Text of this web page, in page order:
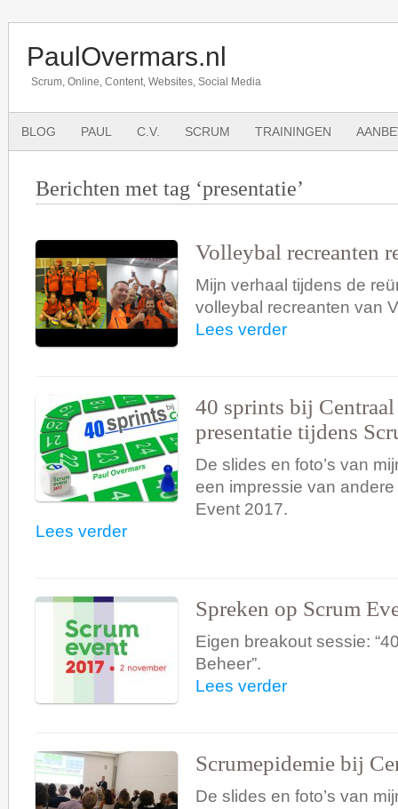
PaulOvermars.nl
Scrum, Online, Content, Websites, Social Media
BLOG PAUL C.V. SCRUM TRAININGEN
Berichten met tag ‘presentatie’
Volleybal recreanten
Mijn verhaal tijdens de
volleybal recreanten van
Lees verder
40 sprints bij
presentatie tijdens
De slides en foto’s van
een impressie van
Event 2017.
Lees verder
Spreken op Scrum
Eigen breakout sessie:
Beheer”.
Lees verder
Scrumepidemie bij
De slides en foto’s van